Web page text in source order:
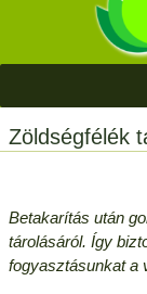
Zöldségfélék
Betakarítás után
tárolásáról. Így
fogyasztásunkat a